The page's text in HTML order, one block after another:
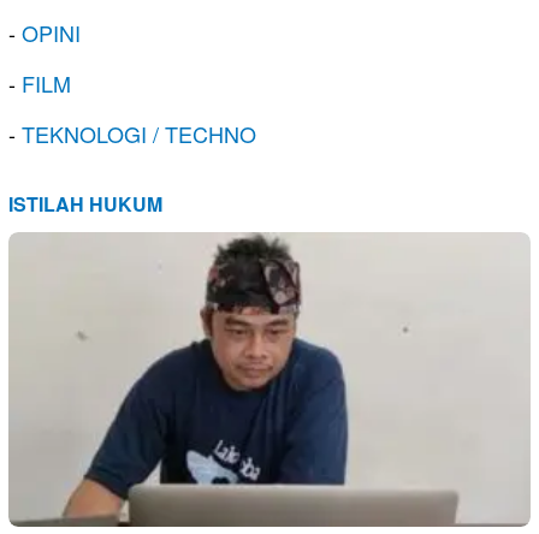
-OPINI
- FILM
-TEKNOLOGI / TECHNO
ISTILAH HUKUM